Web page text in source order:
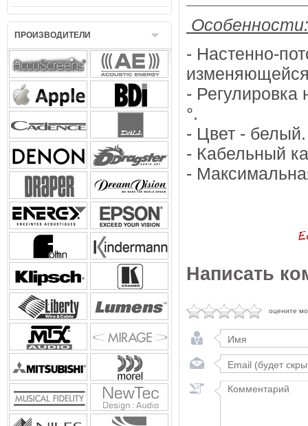
ПРОИЗВОДИТЕЛИ
Особенности:
- Настенно-
- Регулировка
°.
- Цвет - белый.
- Кабельный
-
Написать
оцените